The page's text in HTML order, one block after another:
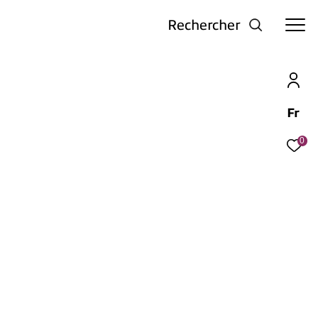
Fr
0
Rechercher